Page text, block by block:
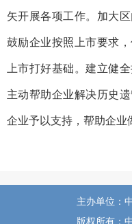
矢开展各项工作。加大
鼓励企业按照上市要求
上市打好基础。建立健
主动帮助企业解决历史
企业予以支持，帮助企业
主办单位：
版权所有：